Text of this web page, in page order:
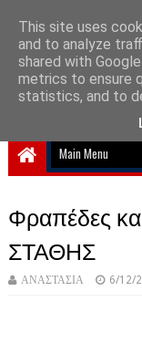
Ειδήσεις
Φραπέδες
ΣΤΑΘΗΣ
ΑΝΑΣΤΑΣΙΑ 6/12/
This site uses
and to analyze
shared with
metrics to ensure
statistics, and to